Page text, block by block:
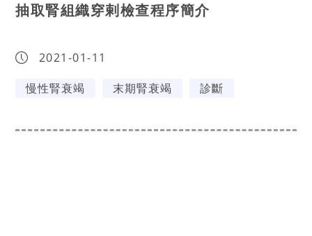
抽取腎組織穿剌檢查程序簡介
2021-01-11
慢性腎衰竭
末期腎衰竭 診斷